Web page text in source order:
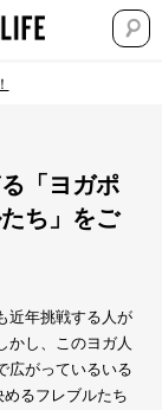
「ヨガポ
ち」をご
近年挑戦する人が
かし、このヨガ人
広がっているいる
るフレブルたち